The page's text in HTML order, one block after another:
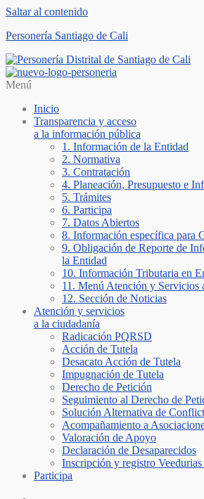
Saltar al contenido
Personería Santiago de Cali
Menú
Inicio
Transparencia y acceso
a la información pública
1. Información de la Entidad
2. Normativa
3. Contratación
4. Planeación, Presupuesto e
5. Trámites
6. Participa
7. Datos Abiertos
8. Información específica para
9. Obligación de Reporte de
la Entidad
10. Información Tributaria en
11. Menú Atención y Servicios
12. Sección de Noticias
Atención y servicios
a la ciudadanía
Radicación PQRSD
Acción de Tutela
Desacato Acción de Tutela
Impugnación de Tutela
Derecho de Petición
Seguimiento al Derecho de
Solución Alternativa de
Acompañamiento a
Valoración de Apoyo
Declaración de Desaparecidos
Inscripción y registro Veedurias
Participa